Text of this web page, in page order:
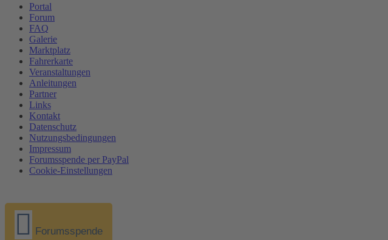
Portal
Forum
FAQ
Galerie
Marktplatz
Fahrerkarte
Veranstaltungen
Anleitungen
Partner
Links
Kontakt
Datenschutz
Nutzungsbedingungen
Impressum
Forumsspende per PayPal
Cookie-Einstellungen
Forumsspende